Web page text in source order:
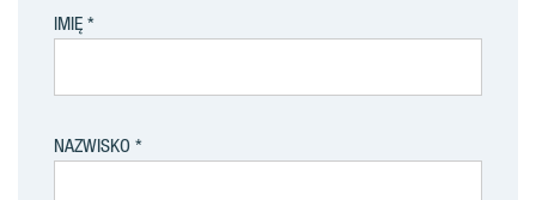
IMIĘ
NAZWISKO